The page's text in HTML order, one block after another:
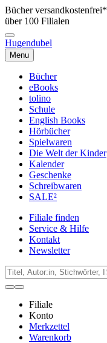
Bücher versandkostenfrei*
über 100 Filialen
Hugendubel
Menu
Bücher
eBooks
tolino
Schule
English Books
Hörbücher
Spielwaren
Die Welt der Kinder
Kalender
Geschenke
Schreibwaren
SALE²
Filiale finden
Service & Hilfe
Kontakt
Newsletter
Filiale
Konto
Merkzettel
Warenkorb